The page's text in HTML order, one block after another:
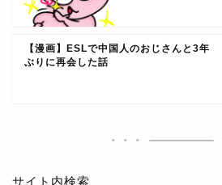
【漫画】ESLで中国人のおじさんと3年
ぶりに再会した話
サイト内検索